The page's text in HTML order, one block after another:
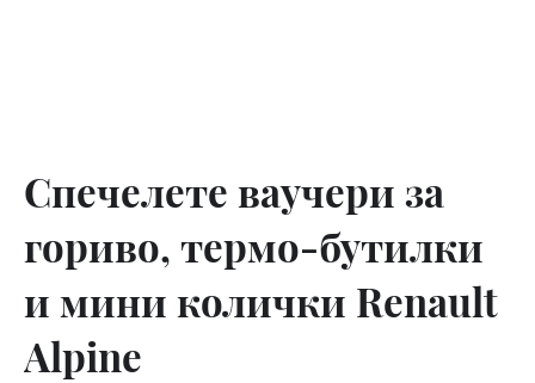
Спечелете ваучери за
гориво, термо-бутилки
и мини колички Renault
Alpine